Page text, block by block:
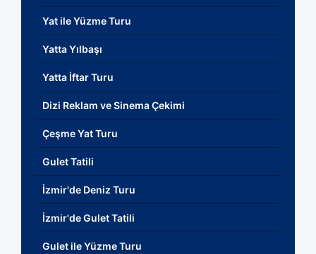
Yat ile Yüzme Turu
Yatta Yılbaşı
Yatta İftar Turu
Dizi Reklam ve Sinema Çekimi
Çeşme Yat Turu
Gulet Tatili
İzmir'de Deniz Turu
İzmir'de Gulet Tatili
Gulet ile Yüzme Turu